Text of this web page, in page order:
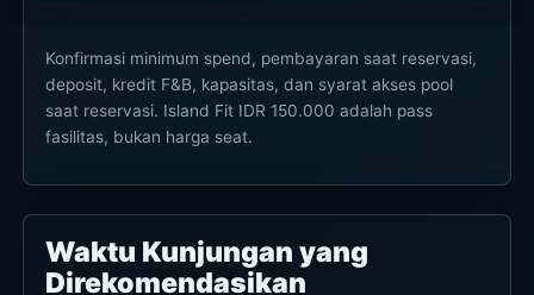
Konfirmasi minimum spend, pembayaran saat reservasi,
deposit, kredit F&B, kapasitas, dan syarat akses pool
saat reservasi. Island Fit IDR 150.000 adalah pass
fasilitas, bukan harga seat.
Waktu Kunjungan yang
Direkomendasikan